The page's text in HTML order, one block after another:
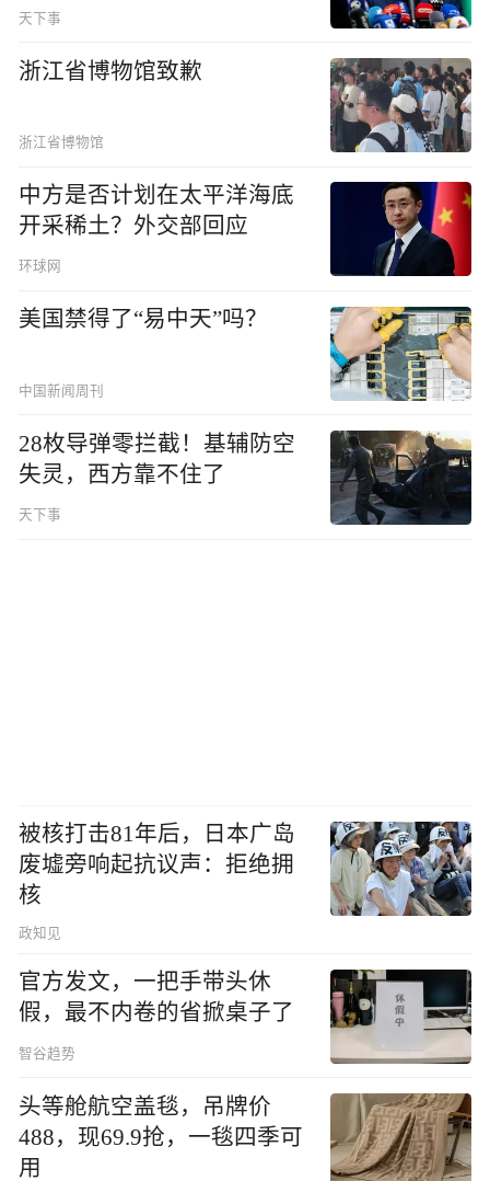
天下事
浙江省博物馆致歉
浙江省博物馆
中方是否计划在太平洋海底
开采稀土？外交部回应
环球网
美国禁得了“易中天”吗？
中国新闻周刊
28枚导弹零拦截！基辅防空
失灵，西方靠不住了
天下事
被核打击81年后，日本广岛
废墟旁响起抗议声：拒绝拥
核
政知见
官方发文，一把手带头休
假，最不内卷的省掀桌子了
智谷趋势
头等舱航空盖毯，吊牌价
488，现69.9抢，一毯四季可
用